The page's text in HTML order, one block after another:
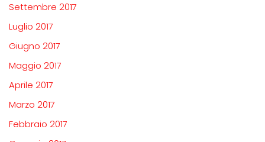
Settembre 2017
Luglio 2017
Giugno 2017
Maggio 2017
Aprile 2017
Marzo 2017
Febbraio 2017